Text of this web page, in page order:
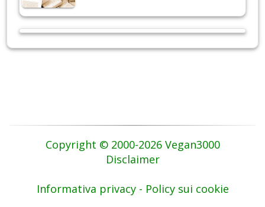
Copyright © 2000-2026 Vegan3000
Disclaimer
Informativa privacy - Policy sui cookie